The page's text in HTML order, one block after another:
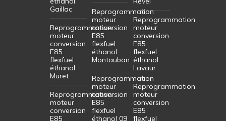
Gaillac
Reprogrammation
moteur
conversion
E85
flexfuel
éthanol
Muret
Reprogrammation
moteur
conversion
E85
Reprogrammation
moteur
conversion
E85
flexfuel
éthanol
Montauban
Reprogrammation
moteur
conversion
E85
flexfuel
éthanol 09
Reprogrammation
moteur
conversion
E85
flexfuel
éthanol
Lavaur
Reprogrammation
moteur
conversion
E85
flexfuel